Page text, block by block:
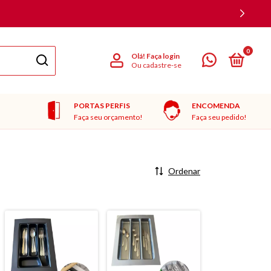
Olá! Faça login
Ou cadastre-se
0
PORTAS PERFIS
Faça seu orçamento!
ENCOMENDA
Faça seu pedido!
Ordenar